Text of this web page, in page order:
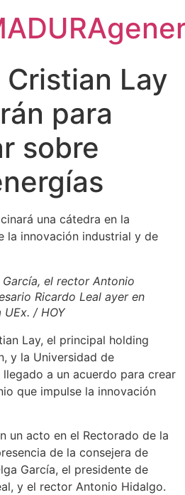
Cristian Lay
para
sobre
una cátedra en la
la innovación industrial y de
el rector Antonio
Ricardo Leal ayer en
/ HOY
Lay, el principal holding
y la Universidad de
a un acuerdo para crear
que impulse la innovación
un acto en el Rectorado de la
de la consejera de
García, el presidente de
y el rector Antonio Hidalgo.